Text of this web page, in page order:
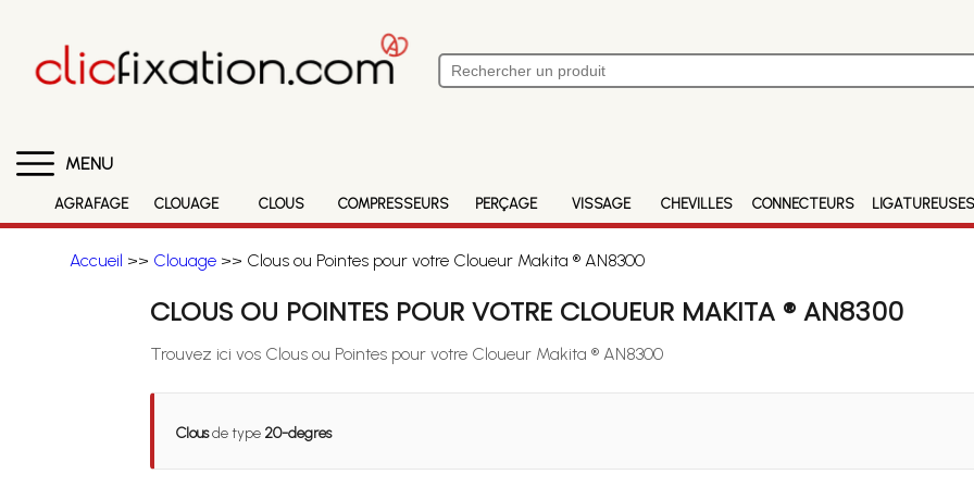
MENU
AGRAFAGE CLOUAGE CLOUS COMPRESSEURS PERÇAGE VISSAGE CHEVILLES CONNECTEURS
Accueil >> Clouage>> Clous ou Pointes pour votre Cloueur Makita ® AN8300
CLOUS OU POINTES POUR VOTRE CLOUEUR MAKITA ® AN8300
Trouvez ici vos Clous ou Pointes pour votre Cloueur Makita ® AN8300
Clousde type 20-degres